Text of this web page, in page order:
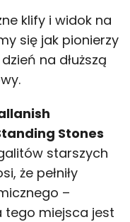
klify i widok na
się jak pionierzy
na dłuższą
Stones
starszych
że pełniły
–
tego miejsca jest